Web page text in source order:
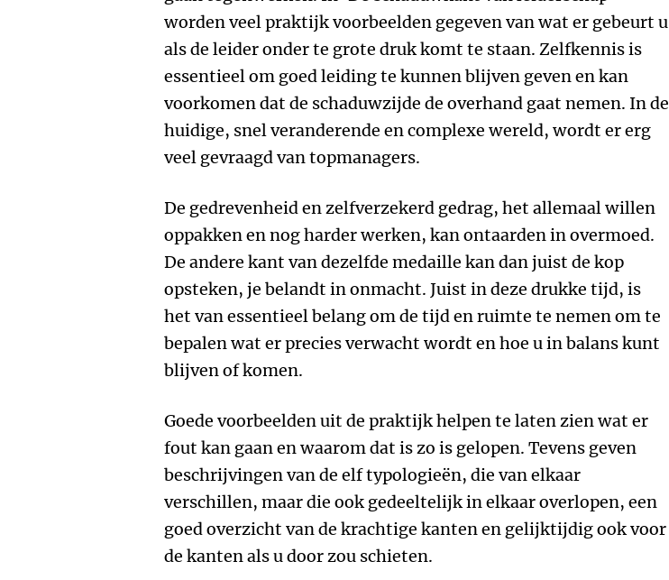
worden veel praktijk voorbeelden gegeven van wat er gebeurt u
als de leider onder te grote druk komt te staan. Zelfkennis is
essentieel om goed leiding te kunnen blijven geven en kan
voorkomen dat de schaduwzijde de overhand gaat nemen. In de
huidige, snel veranderende en complexe wereld, wordt er erg
veel gevraagd van topmanagers.
De gedrevenheid en zelfverzekerd gedrag, het allemaal willen
oppakken en nog harder werken, kan ontaarden in overmoed.
De andere kant van dezelfde medaille kan dan juist de kop
opsteken, je belandt in onmacht. Juist in deze drukke tijd, is
het van essentieel belang om de tijd en ruimte te nemen om te
bepalen wat er precies verwacht wordt en hoe u in balans kunt
blijven of komen.
Goede voorbeelden uit de praktijk helpen te laten zien wat er
fout kan gaan en waarom dat is zo is gelopen. Tevens geven
beschrijvingen van de elf typologieën, die van elkaar
verschillen, maar die ook gedeeltelijk in elkaar overlopen, een
goed overzicht van de krachtige kanten en gelijktijdig ook voor
de kanten als u door zou schieten.